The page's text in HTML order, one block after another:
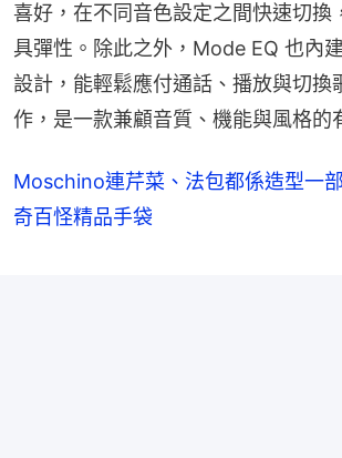
喜好，在不同音色設定之間快速切換
具彈性。除此之外，Mode EQ 也內
設計，能輕鬆應付通話、播放與切換
作，是一款兼顧音質、機能與風格的
Moschino連芹菜、法包都係造型一
奇百怪精品手袋